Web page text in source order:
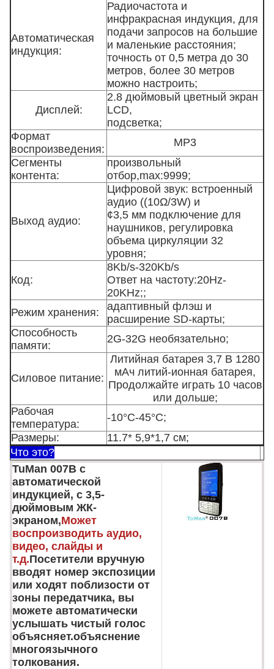
Автоматическая
индукция:
Радиочастота и
инфракрасная индукция, для
подачи запросов на большие
и маленькие расстояния;
точность от 0,5 метра до 30
метров, более 30 метров
можно настроить;
Дисплей:
2.8 дюймовый цветный экран
LCD,
подсветка;
Формат
воспроизведения:
MP3
Сегменты
контента:
произвольный
отбор,max:9999;
Выход аудио:
Цифровой звук: встроенный
аудио ((10Ω/3W) и
¢3,5 мм подключение для
наушников, регулировка
объема циркуляции 32
уровня;
Код:
8Kb/s-320Kb/s
Ответ на частоту:20Hz-
20KHz;;
Режим хранения:
адаптивный флэш и
расширение SD-карты;
Способность
памяти:
2G-32G необязательно;
Силовое питание:
Литийная батарея 3,7 В 1280
мАч литий-ионная батарея,
Продолжайте играть 10 часов
или дольше;
Рабочая
температура:
-10°C-45°C;
Размеры:
11.7* 5,9*1,7 см;
Что это?
TuMan 007B с
автоматической
индукцией, с 3,5-
дюймовым ЖК-
экраном,Может
воспроизводить аудио,
видео, слайды и
т.д.Посетители вручную
вводят номер экспозиции
или ходят поблизости от
зоны передатчика, вы
можете автоматически
услышать чистый голос
объясняет.объяснение
многоязычного
толкования.